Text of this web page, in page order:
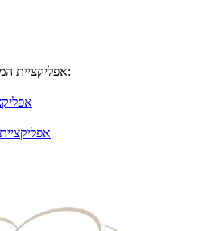
אפליקציית המתכונים שלנו! להורדה בחינם: